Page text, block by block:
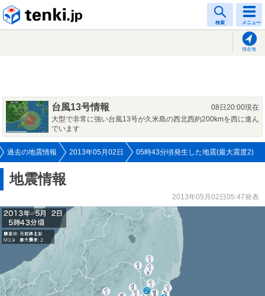
検索 メニュー
現在地
台風13号情報
08日20:00現在
大型で非常に強い台風13号が久米島の西北西約200kmを西に進ん
でいます
過去の地震情報 2013年05月02日 05時43分頃発生した地震(最大震度2)
地震情報
2013年05月02日05:47発表